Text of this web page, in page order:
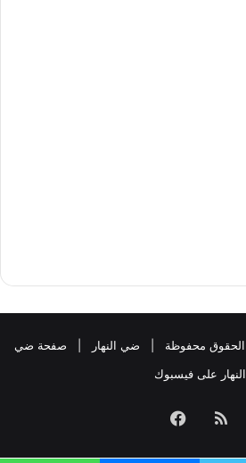
ضي النهار
صفحة ضي
النهار على فيسبوك
ملخصفيسبوك